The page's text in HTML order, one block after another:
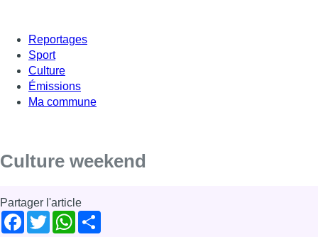
Reportages
Sport
Culture
Émissions
Ma commune
Culture weekend
Partager l'article
Facebook
TwitterWhatsApp